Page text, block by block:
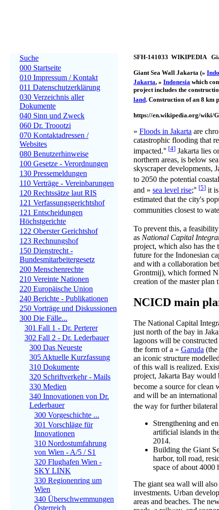
Suche
000 Startseite
010 Impressum / Kontakt
011 Datenschutzerklärung
030 Verzeichnis aller
Dokumente
040 Sinn und Zweck
060 Dr. Troootzi
070 Kontaktadressen /
Websites
080 Benutzerhinweise
100 Gesetze - Verordnungen
130 Pressemeldungen
110 Verträge - Vereinbarungen
120 Rechtssätze laut RIS
121 Verfassungsgerichtshof
121 Entscheidungen
Höchstgerichte
122 Oberster Gerichtshof
123 Rechnungshof
150 Dienstrecht -
Bundesmitarbeitergesetz
200 Menschenrechte
210 Vereinte Nationen
220 Europäische Union
240 Berichte - Publikationen
250 Vorträge und Diskussionen
300 Die Fälle...
301 Fall 1 - Dr. Perterer
302 Fall 2 - Dr. Lederbauer
300 Das Neueste
305 Aktuelle Kurzfassung
310 Dokumente
320 Schriftverkehr - Mails
330 Medien
340 Innovationen von Dr.
Lederbauer
300 Vorgeschichte ...
301 Vorschläge für
Innovationen
310 Nordostumfahrung
von Wien - A/5 / S1
320 Flughafen Wien -
SKY LINK
330 Regionenring um
Wien
340 Überschwemmungen
Österreich
SFH-141033 WIKIPEDIA
Giant Sea Wall Jakarta (»
Jakarta, » Indonesia which
project includes the
land. Construction of an 8 km
https://en.wikipedia.org/wiki/
» Floods in Jakarta are
catastrophic flooding that
impacted.» [4] Jakarta lies
northern areas, is below
skyscraper developments,
to 2050 the potential
and » sea level rise;» [5] it
estimated that the city's
communities closest to
To prevent this, a
as National Capital
project, which also has
future for the Indonesian
and with a collaboration
Grontmij), which formed
creation of the master plan
NCICD main
The National Capital
just north of the bay in
lagoons will be
the form of a » Garuda
an iconic structure
of this wall is realized.
project, Jakarta Bay would
become a source for clean
and will be an
the way for further
Strengthening and
artificial islands in
2014.
Building the Giant
harbor, toll road,
space of about 4000
The giant sea wall will
investments. Urban
areas and beaches. The